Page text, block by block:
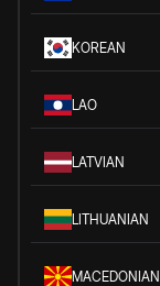
KOREAN
LAO
LATVIAN
LITHUANIAN
MACEDONIAN